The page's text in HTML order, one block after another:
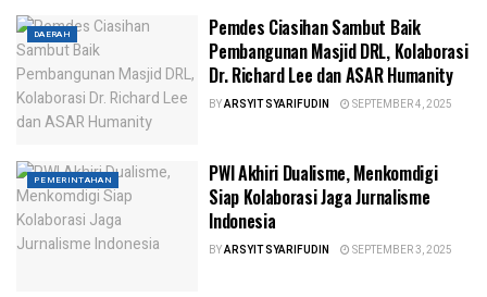
DAERAH
Pemdes Ciasihan Sambut Baik
Pembangunan Masjid DRL, Kolaborasi
Dr. Richard Lee dan ASAR Humanity
BYARSYIT SYARIFUDIN SEPTEMBER 4, 2025
PEMERINTAHAN
PWI Akhiri Dualisme, Menkomdigi
Siap Kolaborasi Jaga Jurnalisme
Indonesia
BYARSYIT SYARIFUDIN SEPTEMBER 3, 2025